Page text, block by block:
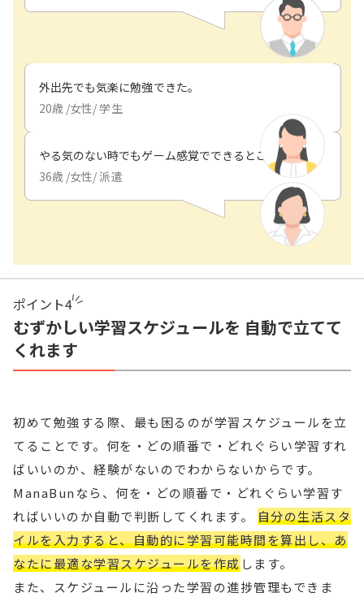
外出先でも気楽に勉強できた。
20歳 /女性/学生
やる気のない時でもゲーム感覚でできるところが良い。
36歳 /女性/派遣
ポイント4
むずかしい学習スケジュールを 自動で立てて
くれます
初めて勉強する際、最も困るのが学習スケジュールを立
てることです。何を・どの順番で・どれぐらい学習すれ
ばいいのか、経験がないのでわからないからです。
ManaBunなら、何を・どの順番で・どれぐらい学習す
ればいいのか自動で判断してくれます。 自分の生活スタ
イルを入力すると、自動的に学習可能時間を算出し、あ
なたに最適な学習スケジュールを作成します。
また、スケジュールに沿った学習の進捗管理もできま